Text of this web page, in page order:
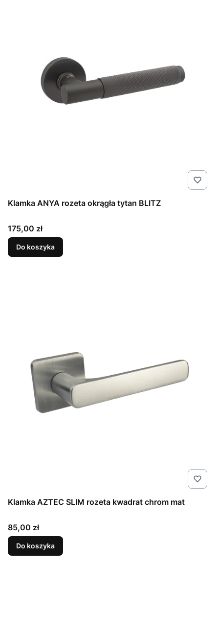
Klamka ANYA rozeta okrągła tytan BLITZ
Cena
175,00 zł
Do koszyka
Klamka AZTEC SLIM rozeta kwadrat chrom mat
Cena
85,00 zł
Do koszyka